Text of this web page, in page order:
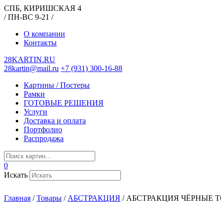
СПБ, КИРИШСКАЯ 4
/ ПН-ВС 9-21 /
О компании
Контакты
28KARTIN.RU
28kartin@mail.ru +7 (931) 300-16-88
Картины / Постеры
Рамки
ГОТОВЫЕ РЕШЕНИЯ
Услуги
Доставка и оплата
Портфолио
Распродажа
0
Искать
Главная /Товары / АБСТРАКЦИЯ / АБСТРАКЦИЯ ЧЁРНЫЕ